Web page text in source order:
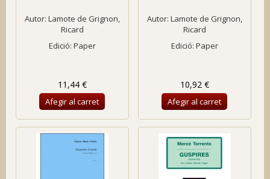
Autor: Lamote de Grignon,
Ricard
Edició: Paper
11,44 €
Afegir al carret
Autor: Lamote de Grignon,
Ricard
Edició: Paper
10,92 €
Afegir al carret